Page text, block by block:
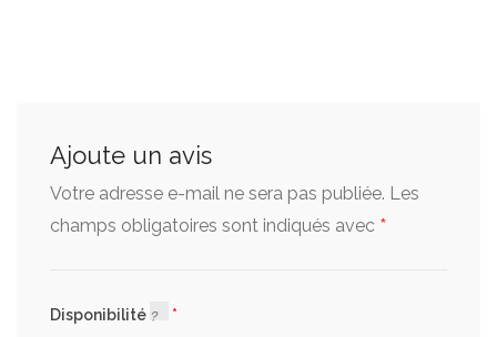
Ajoute un avis
Votre adresse e-mail ne sera pas publiée. Les
champs obligatoires sont indiqués avec *
Disponibilité